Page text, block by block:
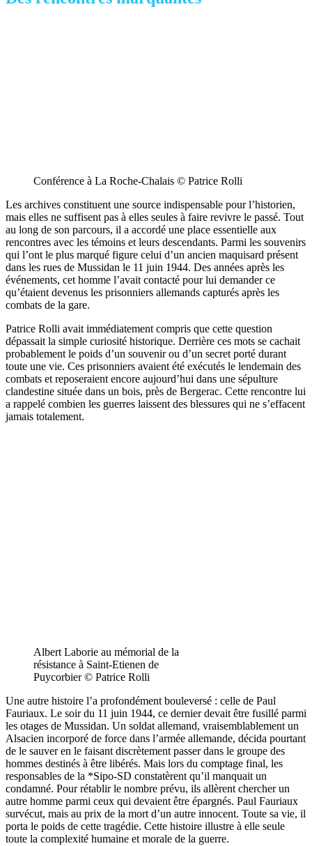
Conférence à La Roche-Chalais © Patrice Rolli
Les archives constituent une source indispensable pour l’historien,
mais elles ne suffisent pas à elles seules à faire revivre le passé. Tout
au long de son parcours, il a accordé une place essentielle aux
rencontres avec les témoins et leurs descendants. Parmi les souvenirs
qui l’ont le plus marqué figure celui d’un ancien maquisard présent
dans les rues de Mussidan le 11 juin 1944. Des années après les
événements, cet homme l’avait contacté pour lui demander ce
qu’étaient devenus les prisonniers allemands capturés après les
combats de la gare.
Patrice Rolli avait immédiatement compris que cette question
dépassait la simple curiosité historique. Derrière ces mots se cachait
probablement le poids d’un souvenir ou d’un secret porté durant
toute une vie. Ces prisonniers avaient été exécutés le lendemain des
combats et reposeraient encore aujourd’hui dans une sépulture
clandestine située dans un bois, près de Bergerac. Cette rencontre lui
a rappelé combien les guerres laissent des blessures qui ne s’effacent
jamais totalement.
Albert Laborie au mémorial de la
résistance à Saint-Etienen de
Puycorbier © Patrice Rolli
Une autre histoire l’a profondément bouleversé : celle de Paul
Fauriaux. Le soir du 11 juin 1944, ce dernier devait être fusillé parmi
les otages de Mussidan. Un soldat allemand, vraisemblablement un
Alsacien incorporé de force dans l’armée allemande, décida pourtant
de le sauver en le faisant discrètement passer dans le groupe des
hommes destinés à être libérés. Mais lors du comptage final, les
responsables de la *Sipo-SD constatèrent qu’il manquait un
condamné. Pour rétablir le nombre prévu, ils allèrent chercher un
autre homme parmi ceux qui devaient être épargnés. Paul Fauriaux
survécut, mais au prix de la mort d’un autre innocent. Toute sa vie, il
porta le poids de cette tragédie. Cette histoire illustre à elle seule
toute la complexité humaine et morale de la guerre.